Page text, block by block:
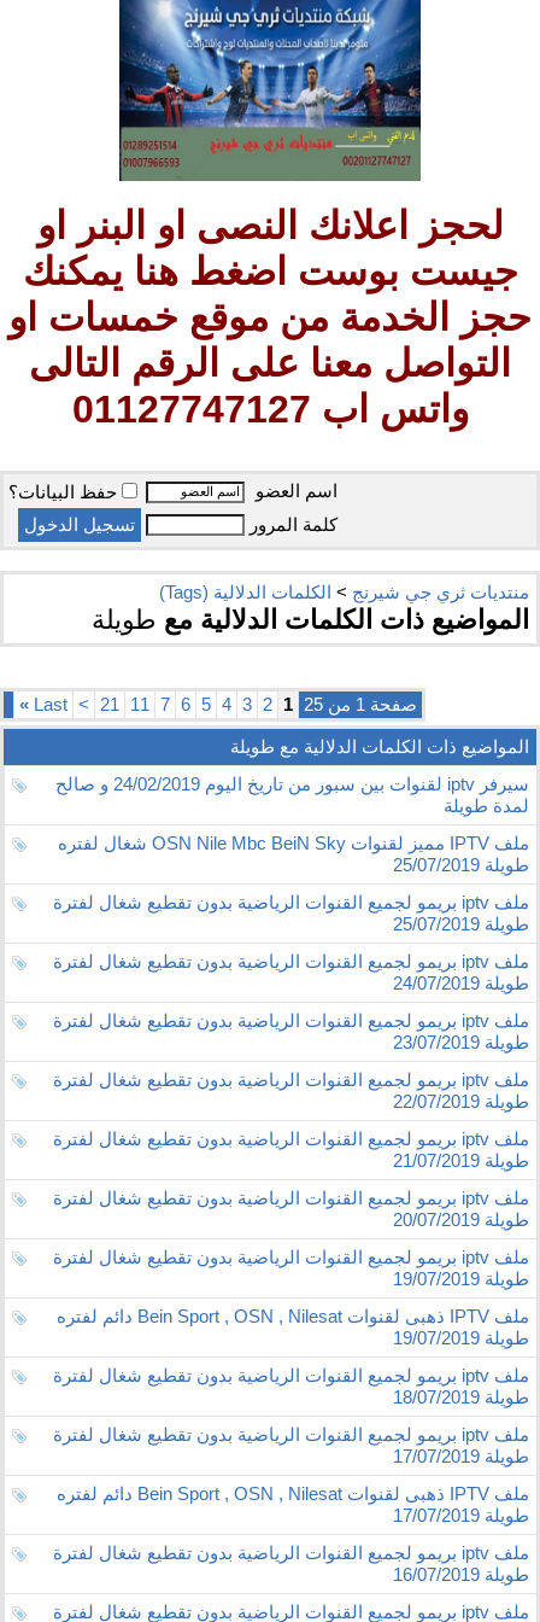
لحجز اعلانك النصى او البنر او
جيست بوست اضغط هنا يمكنك
حجز الخدمة من موقع خمسات او
التواصل معنا على الرقم التالى
واتس اب 01127747127
اسم العضو
حفظ البيانات؟
كلمة المرور
منتديات ثري جي شيرنج > الكلمات الدلالية (Tags)
المواضيع ذات الكلمات الدلالية مع طويلة
صفحة 1 من 25 1
2
3
4
5
6
7
11
21
>
Last
»
المواضيع ذات الكلمات الدلالية مع طويلة
سيرفر iptv لقنوات بين سبور من تاريخ اليوم 24/02/2019 و صالح
لمدة طويلة
ملف IPTV مميز لقنوات OSN Nile Mbc BeiN Sky شغال لفتره
طويلة 25/07/2019
ملف iptv بريمو لجميع القنوات الرياضية بدون تقطيع شغال لفترة
طويلة 25/07/2019
ملف iptv بريمو لجميع القنوات الرياضية بدون تقطيع شغال لفترة
طويلة 24/07/2019
ملف iptv بريمو لجميع القنوات الرياضية بدون تقطيع شغال لفترة
طويلة 23/07/2019
ملف iptv بريمو لجميع القنوات الرياضية بدون تقطيع شغال لفترة
طويلة 22/07/2019
ملف iptv بريمو لجميع القنوات الرياضية بدون تقطيع شغال لفترة
طويلة 21/07/2019
ملف iptv بريمو لجميع القنوات الرياضية بدون تقطيع شغال لفترة
طويلة 20/07/2019
ملف iptv بريمو لجميع القنوات الرياضية بدون تقطيع شغال لفترة
طويلة 19/07/2019
ملف IPTV ذهبى لقنوات Bein Sport , OSN , Nilesat دائم لفتره
طويلة 19/07/2019
ملف iptv بريمو لجميع القنوات الرياضية بدون تقطيع شغال لفترة
طويلة 18/07/2019
ملف iptv بريمو لجميع القنوات الرياضية بدون تقطيع شغال لفترة
طويلة 17/07/2019
ملف IPTV ذهبى لقنوات Bein Sport , OSN , Nilesat دائم لفتره
طويلة 17/07/2019
ملف iptv بريمو لجميع القنوات الرياضية بدون تقطيع شغال لفترة
طويلة 16/07/2019
ملف iptv بريمو لجميع القنوات الرياضية بدون تقطيع شغال لفترة